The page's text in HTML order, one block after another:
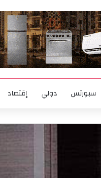
سبورتس دولي إقتصاد